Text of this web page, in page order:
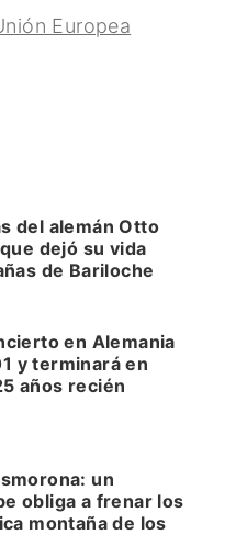
Europea
del alemán Otto
dejó su vida
de Bariloche
en Alemania
y terminará en
años recién
un
obliga a frenar los
montaña de los